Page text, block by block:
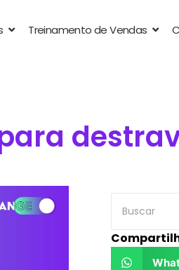
Treinamento de Vendas